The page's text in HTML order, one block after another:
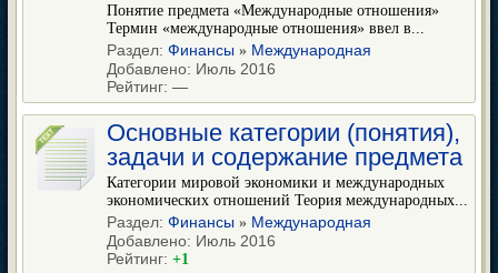
Понятие предмета «Международные отношения»
Термин «международные отношения» ввел в...
Раздел: Финансы » Международная
Добавлено: Июль 2016
Рейтинг: —
Основные категории (понятия),
задачи и содержание предмета
Категории мировой экономики и международных
экономических отношений Теория международных...
Раздел: Финансы » Международная
Добавлено: Июль 2016
Рейтинг: +1